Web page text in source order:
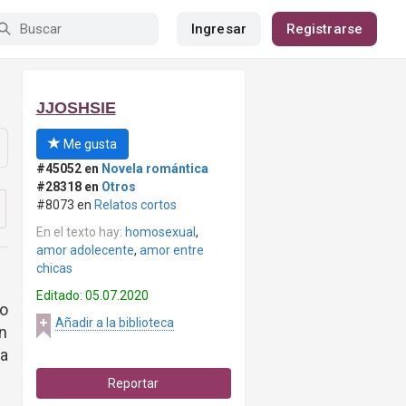
Ingresar Registrarse
JJOSHSIE
Me gusta
#45052 en Novela romántica
#28318 en Otros
#8073 en Relatos cortos
En el texto hay: homosexual ,
amor adolecente, amor entre
chicas
Editado: 05.07.2020
Añadir a la biblioteca
Reportar